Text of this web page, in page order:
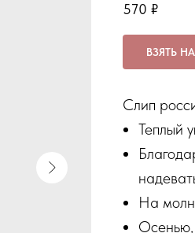
570 ₽
ВЗЯТЬ
Cлип
Теплый
На
Осенью,